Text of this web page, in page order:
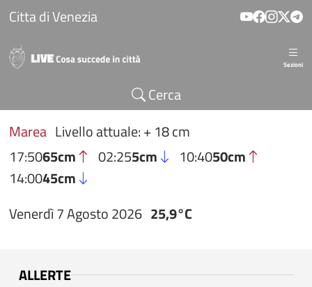
Salta al contenuto principale
Citta di Venezia
Sezioni
Cerca
Marea Livello attuale: + 18 cm
17:5065cm 02:255cm 10:4050cm
14:0045cm
Venerdì 7 Agosto 2026 25,9°C
ALLERTE